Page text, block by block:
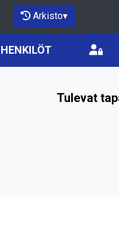
Arkisto▾
Tulevat